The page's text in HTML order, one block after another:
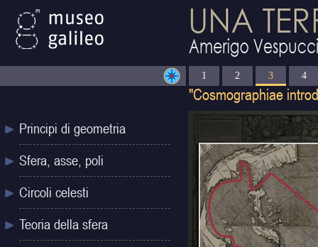
1 2 3 4
Principi di geometria
Sfera, asse, poli
Circoli celesti
Teoria della sfera